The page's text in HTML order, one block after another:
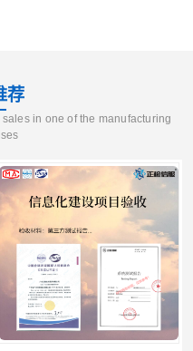
荐
in one of the manufacturing